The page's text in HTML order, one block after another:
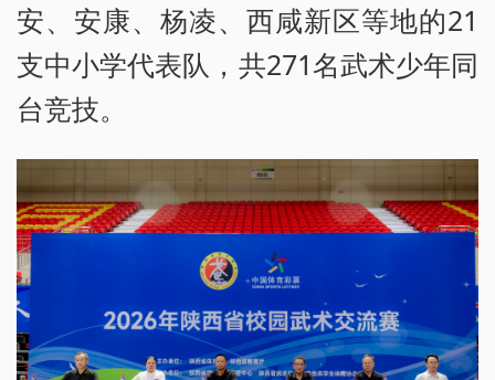
安、安康、杨凌、西咸新区等地的21
支中小学代表队，共271名武术少年同
台竞技。